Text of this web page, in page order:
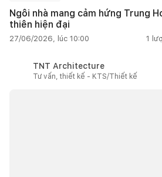
Ngôi nhà mang cảm hứng Trung
thiên hiện đại
27/06/2026, lúc 10:00 1
TNT Architecture
Tư vấn, thiết kế - KTS/Thiết kế